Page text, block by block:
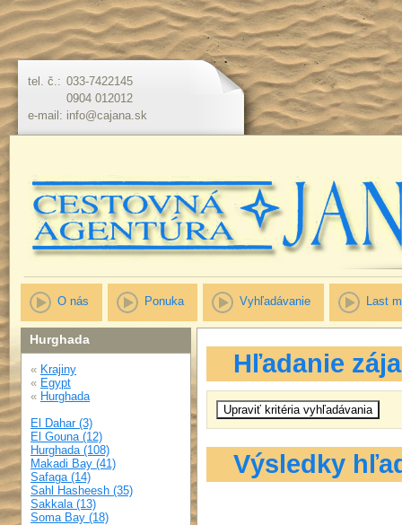
tel. č.: 033-7422145
0904 012012
e-mail: info@cajana.sk
O nás Ponuka Vyhľadávanie Last
Hurghada
« Krajiny
« Egypt
« Hurghada
El Dahar (3)
El Gouna (12)
Hurghada (108)
Makadi Bay (41)
Safaga (14)
Sahl Hasheesh (35)
Sakkala (13)
Soma Bay (18)
Hľadanie
Výsledky